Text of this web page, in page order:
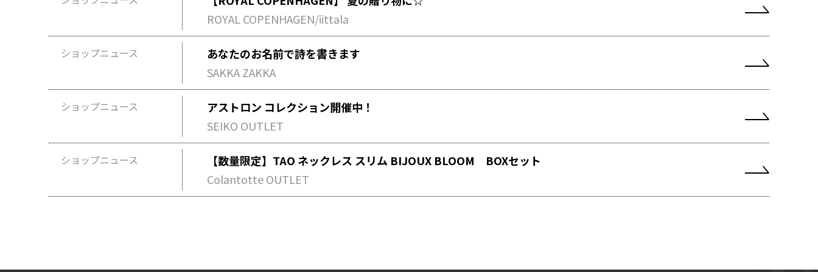
ROYAL COPENHAGEN/iittala
ショップニュース
あなたのお名前で詩を書きます
SAKKA ZAKKA
ショップニュース
アストロン コレクション開催中！
SEIKO OUTLET
ショップニュース
【数量限定】TAO ネックレス スリム BIJOUX BLOOM BOXセット
Colantotte OUTLET